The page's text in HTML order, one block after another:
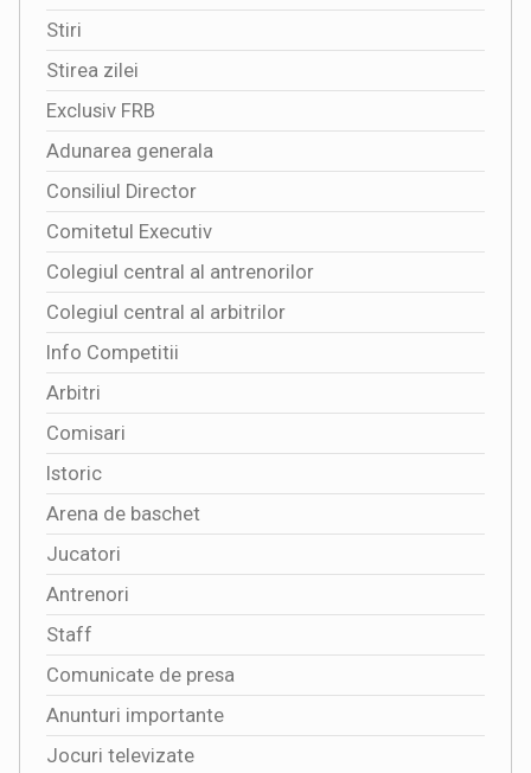
Stiri
Stirea zilei
Exclusiv FRB
Adunarea generala
Consiliul Director
Comitetul Executiv
Colegiul central al antrenorilor
Colegiul central al arbitrilor
Info Competitii
Arbitri
Comisari
Istoric
Arena de baschet
Jucatori
Antrenori
Staff
Comunicate de presa
Anunturi importante
Jocuri televizate